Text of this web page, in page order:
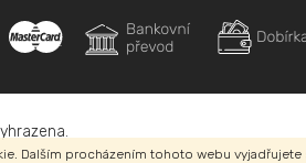
Dalším procházením tohoto webu